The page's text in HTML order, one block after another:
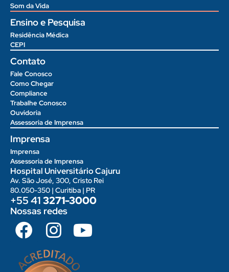
Som da Vida
Ensino e Pesquisa
Residência Médica
CEPI
Contato
Fale Conosco
Como Chegar
Compliance
Trabalhe Conosco
Ouvidoria
Assessoria de Imprensa
Imprensa
Imprensa
Assessoria de Imprensa
Hospital Universitário Cajuru
Av. São José, 300, Cristo Rei
80.050-350 | Curitiba | PR
+55 413271-3000
Nossas redes